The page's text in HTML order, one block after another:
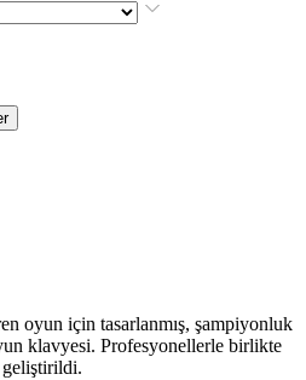
oyun için tasarlanmış, şampiyonluk
klavyesi. Profesyonellerle birlikte
geliştirildi.